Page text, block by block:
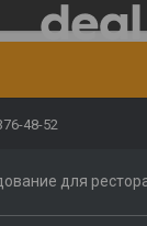
48-52
для